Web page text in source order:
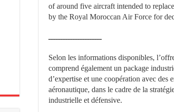
of around five aircraft intended to
by the Royal Moroccan Air Force for
ــــــــــــــــــــــ
Selon les informations disponibles,
comprend également un package
d’expertise et une coopération avec des
aéronautique, dans le cadre de la
industrielle et défensive.